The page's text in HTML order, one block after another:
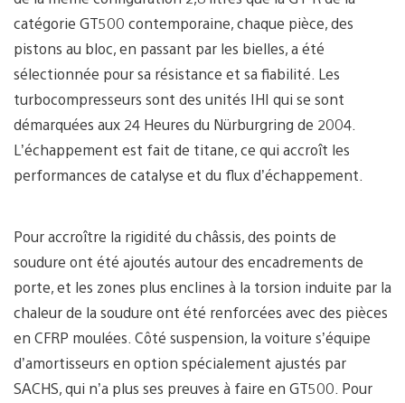
catégorie GT500 contemporaine, chaque pièce, des
pistons au bloc, en passant par les bielles, a été
sélectionnée pour sa résistance et sa fiabilité. Les
turbocompresseurs sont des unités IHI qui se sont
démarquées aux 24 Heures du Nürburgring de 2004.
L’échappement est fait de titane, ce qui accroît les
performances de catalyse et du flux d’échappement.
Pour accroître la rigidité du châssis, des points de
soudure ont été ajoutés autour des encadrements de
porte, et les zones plus enclines à la torsion induite par la
chaleur de la soudure ont été renforcées avec des pièces
en CFRP moulées. Côté suspension, la voiture s’équipe
d’amortisseurs en option spécialement ajustés par
SACHS, qui n’a plus ses preuves à faire en GT500. Pour